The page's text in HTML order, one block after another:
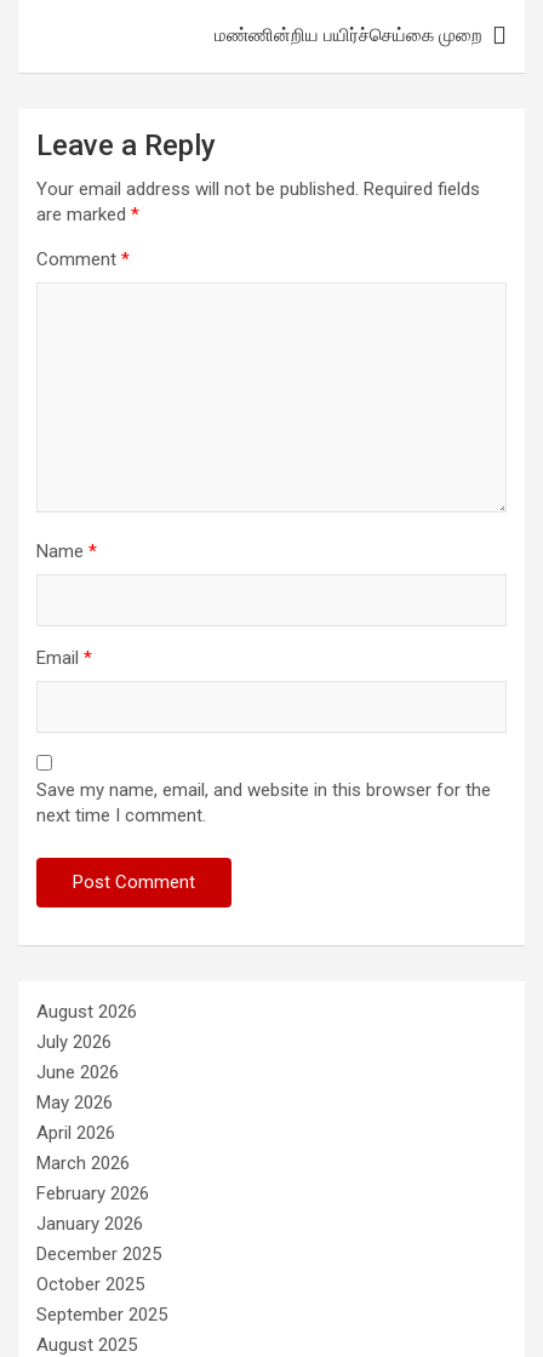
m
s
it
r
மண்ணின்றிய பயிர்ச்செய்கை முறை
Leave a Reply
Your email address will not be published. Required fields
are marked *
Comment *
Name *
Email *
Save my name, email, and website in this browser for the
next time I comment.
August 2026
July 2026
June 2026
May 2026
April 2026
March 2026
February 2026
January 2026
December 2025
October 2025
September 2025
August 2025